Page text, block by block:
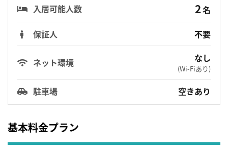
入居可能人数 2名
保証人
不要
ネット環境 なし
(Wi-Fiあり)
駐車場 空きあり
基本料金プラン